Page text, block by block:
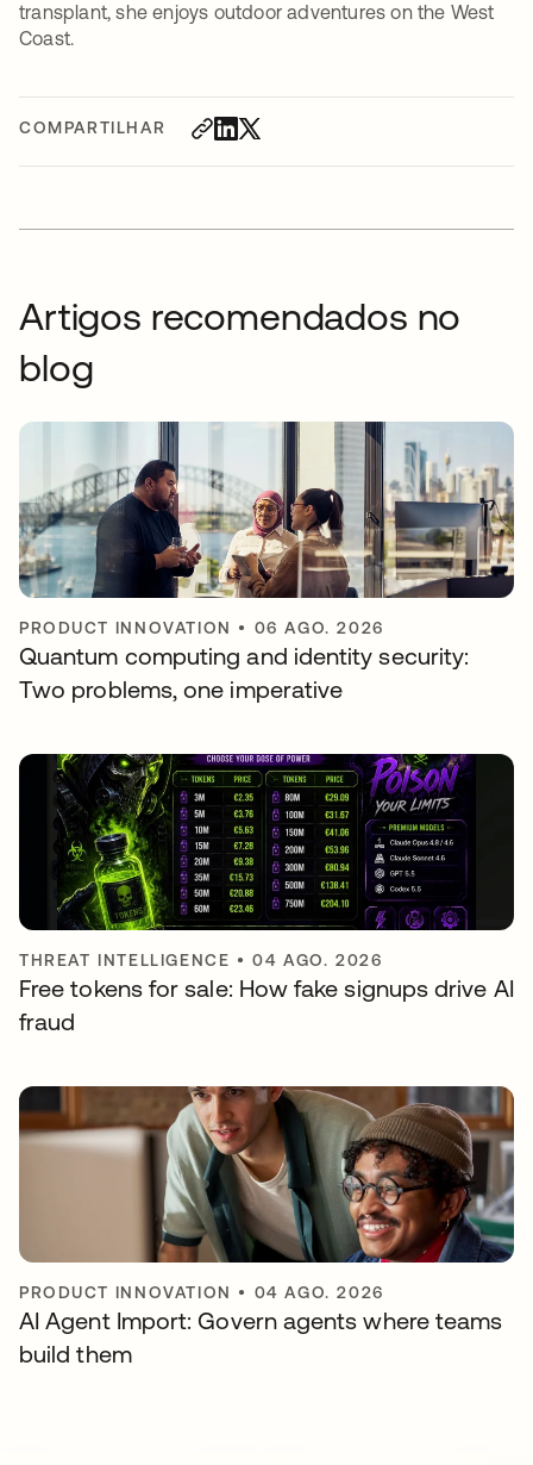
COMPARTILHAR
transplant, she enjoys outdoor adventures on the West
Coast.
Artigos recomendados no
blog
PRODUCT INNOVATION • 06 AGO. 2026
Quantum computing and identity security:
Two problems, one imperative
THREAT INTELLIGENCE •04 AGO. 2026
Free tokens for sale: How fake signups drive AI
fraud
PRODUCT INNOVATION • 04 AGO. 2026
AI Agent Import: Govern agents where teams
build them